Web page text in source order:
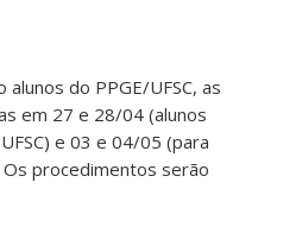
do PPGE/UFSC, as
em 27 e 28/04 (alunos
e 03 e 04/05 (para
Os procedimentos serão